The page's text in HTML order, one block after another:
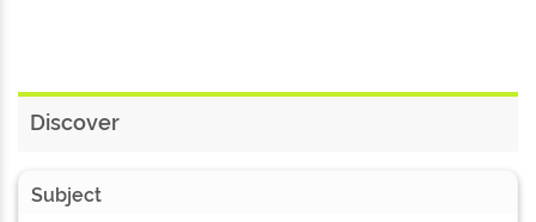
Discover
Subject